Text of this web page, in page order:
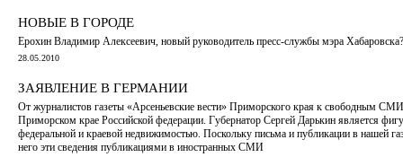
НОВЫЕ В ГОРОДЕ
Ерохин Владимир Алексеевич, новый руководитель пресс-службы мэра Хабаровска?
28.05.2010
ЗАЯВЛЕНИЕ В ГЕРМАНИИ
От журналистов газеты «Арсеньевские вести» Приморского края к свободным
Приморском крае Российской федерации. Губернатор Сергей Дарькин является
федеральной и краевой недвижимостью. Поскольку письма и публикации в нашей
него эти сведения публикациями в иностранных СМИ